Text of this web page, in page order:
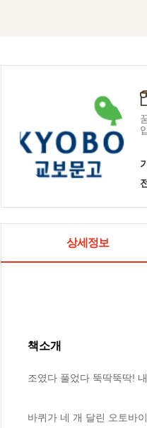
상세정보
책소개
조였다 풀었다 뚝딱뚝딱!
바퀴가 네 개 달린 오토바